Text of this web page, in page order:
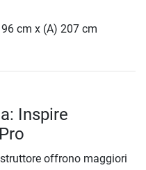
cm x (A) 207 cm
Inspire
offrono maggiori